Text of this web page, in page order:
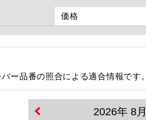
価格
ー品番の照合による適合情報です。
2026年 8月